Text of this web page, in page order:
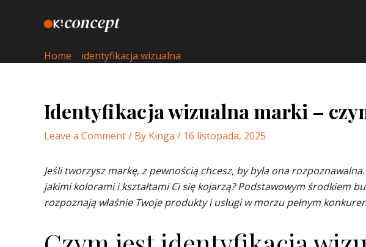
Home identyfikacja wizualna
Identyfikacja wizualna marki –
Leave a Comment/ By Kinga / 16 listopada, 2025
Jeśli tworzysz markę, z pewnością chcesz, by była ona
jakimi kolorami i kształtami Ci się kojarzą? Podstawowym środkiem
rozpoznają właśnie Twoje produkty i usługi w morzu pełnym